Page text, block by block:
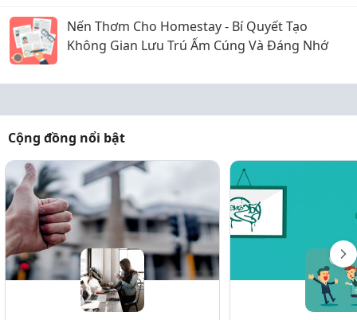
Nến Thơm Cho Homestay - Bí Quyết Tạo
Không Gian Lưu Trú Ấm Cúng Và Đáng Nhớ
Cộng đồng nổi bật